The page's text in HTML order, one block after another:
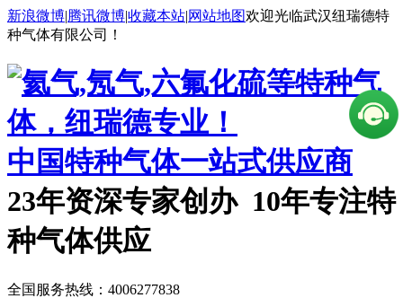
新浪微博|腾讯微博|收藏本站|网站地图欢迎光临武汉纽瑞德特
种气体有限公司！
中国特种气体一站式供应商
23年资深专家创办 10年专注特
种气体供应
全国服务热线： 4006277838